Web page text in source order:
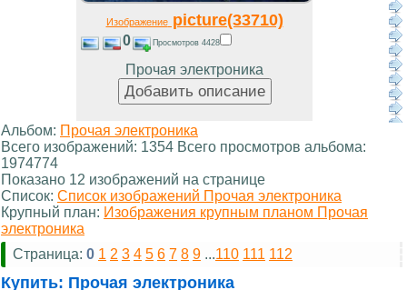
Изображениеpicture(33710)
0 Просмотров 4428
Прочая электроника
Альбом: Прочая электроника
Всего изображений: 1354 Всего просмотров альбома:
1974774
Показано 12 изображений на странице
Список: Список изображений Прочая электроника
Крупный план: Изображения крупным планом Прочая
электроника
Страница: 0 1 2 3 4 5 6 7 8 9 ...110 111 112
Купить: Прочая электроника